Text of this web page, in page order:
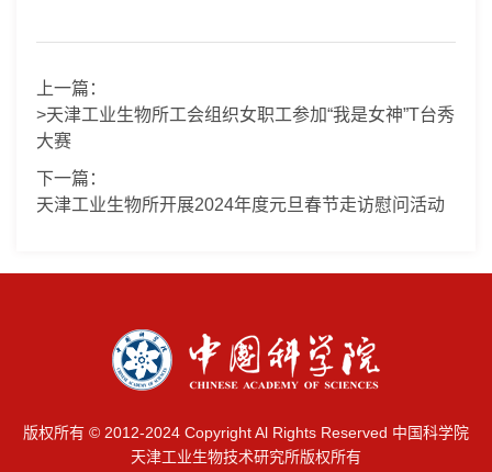
上一篇：
>天津工业生物所工会组织女职工参加“我是女神”T台秀
大赛
下一篇：
天津工业生物所开展2024年度元旦春节走访慰问活动
版权所有 © 2012-2024 Copyright Al Rights Reserved 中国科学院
天津工业生物技术研究所版权所有